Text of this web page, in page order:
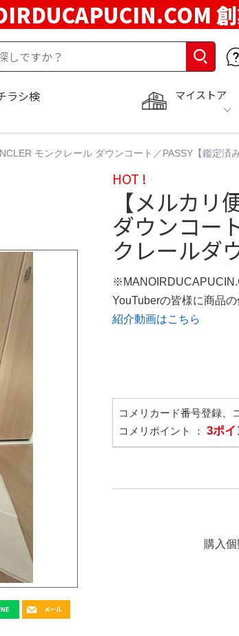
マイストア
ラシ検
モンクレール ダウンコート／PASSY【鑑定済
HOT !
【メルカリ
ダウンコー
クレールダ
YouTuberの皆様に商品
紹介動画はこちら
コメリカード番号登録、
コメリポイント ： 3ポ
購入個